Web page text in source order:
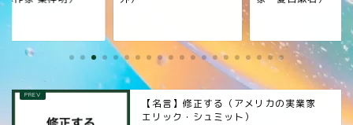
【名言】修正する（アメリカの実業家
エリック・シュミット）